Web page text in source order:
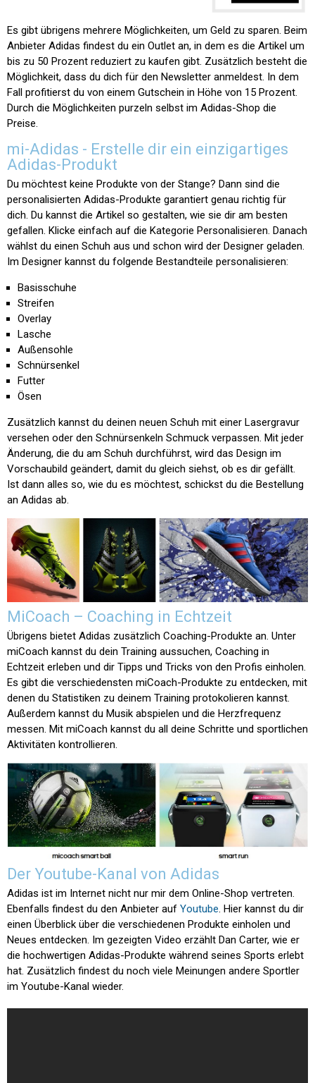
Es gibt übrigens mehrere Möglichkeiten, um Geld zu sparen. Beim
Anbieter Adidas findest du ein Outlet an, in dem es die Artikel um
bis zu 50 Prozent reduziert zu kaufen gibt. Zusätzlich besteht die
Möglichkeit, dass du dich für den Newsletter anmeldest. In dem
Fall profitierst du von einem Gutschein in Höhe von 15 Prozent.
Durch die Möglichkeiten purzeln selbst im Adidas-Shop die
Preise.
mi-Adidas - Erstelle dir ein einzigartiges
Adidas-Produkt
Du möchtest keine Produkte von der Stange? Dann sind die
personalisierten Adidas-Produkte garantiert genau richtig für
dich. Du kannst die Artikel so gestalten, wie sie dir am besten
gefallen. Klicke einfach auf die Kategorie Personalisieren. Danach
wählst du einen Schuh aus und schon wird der Designer geladen.
Im Designer kannst du folgende Bestandteile personalisieren:
Basisschuhe
Streifen
Overlay
Lasche
Außensohle
Schnürsenkel
Futter
Ösen
Zusätzlich kannst du deinen neuen Schuh mit einer Lasergravur
versehen oder den Schnürsenkeln Schmuck verpassen. Mit jeder
Änderung, die du am Schuh durchführst, wird das Design im
Vorschaubild geändert, damit du gleich siehst, ob es dir gefällt.
Ist dann alles so, wie du es möchtest, schickst du die Bestellung
an Adidas ab.
MiCoach – Coaching in Echtzeit
Übrigens bietet Adidas zusätzlich Coaching-Produkte an. Unter
miCoach kannst du dein Training aussuchen, Coaching in
Echtzeit erleben und dir Tipps und Tricks von den Profis einholen.
Es gibt die verschiedensten miCoach-Produkte zu entdecken, mit
denen du Statistiken zu deinem Training protokolieren kannst.
Außerdem kannst du Musik abspielen und die Herzfrequenz
messen. Mit miCoach kannst du all deine Schritte und sportlichen
Aktivitäten kontrollieren.
Der Youtube-Kanal von Adidas
Adidas ist im Internet nicht nur mir dem Online-Shop vertreten.
Ebenfalls findest du den Anbieter auf Youtube. Hier kannst du dir
einen Überblick über die verschiedenen Produkte einholen und
Neues entdecken. Im gezeigten Video erzählt Dan Carter, wie er
die hochwertigen Adidas-Produkte während seines Sports erlebt
hat. Zusätzlich findest du noch viele Meinungen andere Sportler
im Youtube-Kanal wieder.